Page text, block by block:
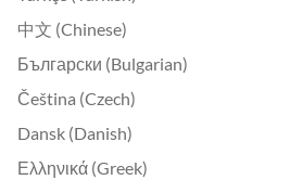
中文 (Chinese)
Български (Bulgarian)
Čeština (Czech)
Dansk (Danish)
Ελληνικά (Greek)